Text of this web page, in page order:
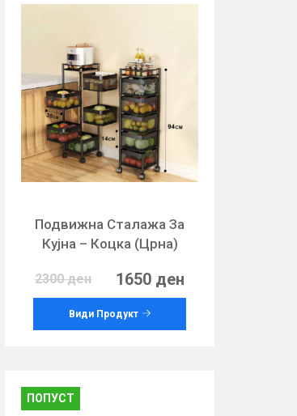
Подвижна Сталажа За
Кујна – Коцка (Црна)
2300 ден 1650 ден
Види Продукт
ПОПУСТ